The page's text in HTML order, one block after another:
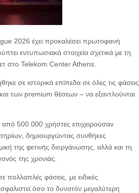
2026 έχει προκαλέσει πρωτοφανή
εντυπωσιακά στοιχεία σχετικά με τη
στο Telekom Center Athens.
σε ιστορικά επίπεδα σε όλες τις φάσεις
των premium θέσεων – να εξαντλούνται
από 500.000 χρήστες επιχειρούσαν
δημιουργώντας συνθήκες
της φετινής διοργάνωσης, αλλά και τη
της χρονιάς.
πολλαπλές φάσεις, με ειδικές
όσο το δυνατόν μεγαλύτερη